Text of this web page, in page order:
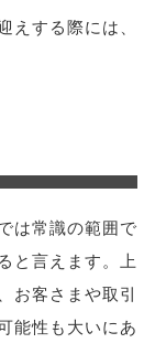
する際には、
は常識の範囲で
と言えます。上
お客さまや取引
能性も大いにあ